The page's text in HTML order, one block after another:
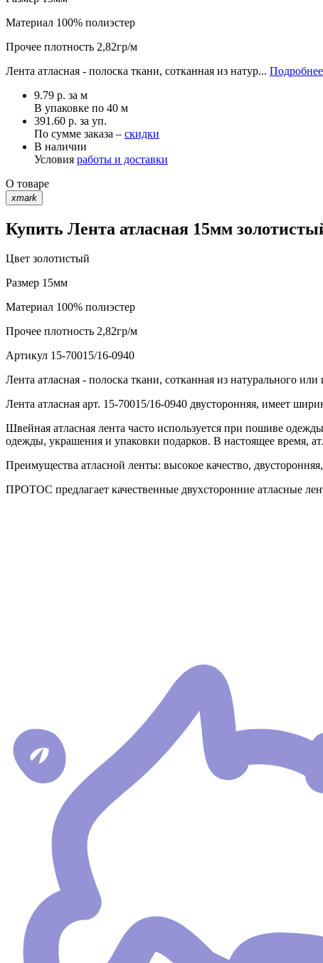
Материал 100% полиэстер
Прочее плотность 2,82гр/м
Лента атласная - полоска ткани, сотканная из натур...
9.79 р. за м
В упаковке по 40 м
391.60 р. за уп.
По сумме заказа – скидки
В наличии
Условия работы и доставки
О товаре
xmark
Купить Лента атласная 15мм
Цвет золотистый
Размер 15мм
Материал 100% полиэстер
Прочее плотность 2,82гр/м
Артикул 15-70015/16-0940
Лента атласная - полоска ткани, сотканная из натурального
Лента атласная арт. 15-70015/16-0940 двусторонняя, имеет
Швейная атласная лента часто используется при пошиве
одежды, украшения и упаковки подарков. В настоящее время,
Преимущества атласной ленты: высокое качество,
ПРОТОС предлагает качественные двухсторонние атласные